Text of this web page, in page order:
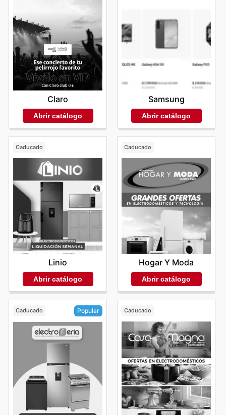
Claro
Abrir catálogo
Samsung
Abrir catálogo
Caducado
Linio
Abrir catálogo
Caducado
Hogar Y Moda
Abrir catálogo
Caducado Popular Caducado